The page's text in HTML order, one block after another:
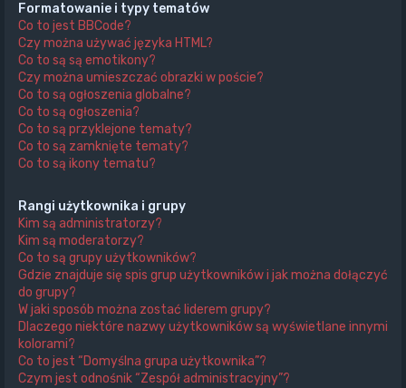
Formatowanie i typy tematów
Co to jest BBCode?
Czy można używać języka HTML?
Co to są są emotikony?
Czy można umieszczać obrazki w poście?
Co to są ogłoszenia globalne?
Co to są ogłoszenia?
Co to są przyklejone tematy?
Co to są zamknięte tematy?
Co to są ikony tematu?
Rangi użytkownika i grupy
Kim są administratorzy?
Kim są moderatorzy?
Co to są grupy użytkowników?
Gdzie znajduje się spis grup użytkowników i jak można dołączyć
do grupy?
W jaki sposób można zostać liderem grupy?
Dlaczego niektóre nazwy użytkowników są wyświetlane innymi
kolorami?
Co to jest “Domyślna grupa użytkownika”?
Czym jest odnośnik “Zespół administracyjny”?